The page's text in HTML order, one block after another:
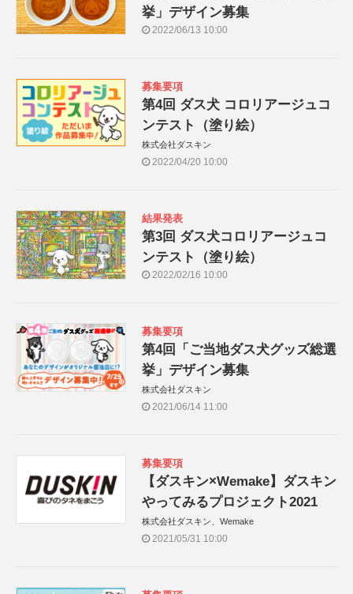
挙」デザイン募集
2022/06/13 10:00
募集要項
第4回 ダス犬 コロリアージュコ
ンテスト（塗り絵）
株式会社ダスキン
2022/04/20 10:00
結果発表
第3回 ダス犬コロリアージュコ
ンテスト（塗り絵）
2022/02/16 10:00
募集要項
第4回「ご当地ダス犬グッズ総選
挙」デザイン募集
株式会社ダスキン
2021/06/14 11:00
募集要項
【ダスキン×Wemake】ダスキン
やってみるプロジェクト2021
株式会社ダスキン、Wemake
2021/05/31 10:00